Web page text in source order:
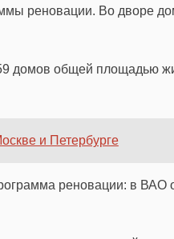
реновации. Во дворе
домов общей площадью
и Петербурге
реновации: в ВАО